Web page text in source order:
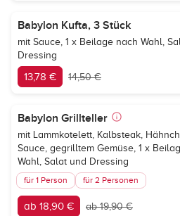
Babylon Kufta, 3 Stück
mit Sauce, 1 x Beilage nach Wahl,
Dressing
13,78 € 14,50 €
Babylon Grillteller
mit Lammkotelett, Kalbsteak,
Sauce, gegrilltem Gemüse, 1 x
Wahl, Salat und Dressing
für 1 Person für 2 Personen
ab 18,90 € ab 19,90 €